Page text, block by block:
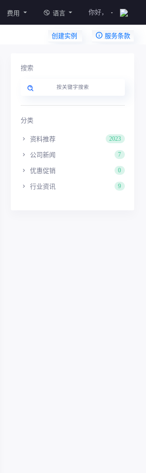
费用 语言 你好，
创建实例
服务条款
搜索
分类
资料推荐 2023
公司新闻 7
优惠促销 0
行业资讯 9